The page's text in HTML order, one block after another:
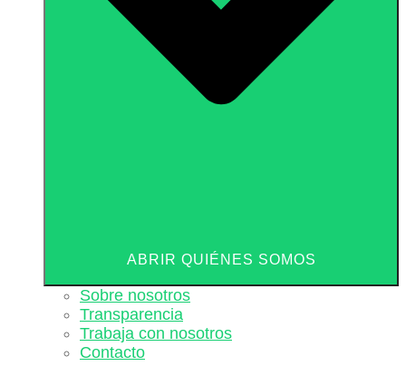
ABRIR QUIÉNES SOMOS
Sobre nosotros
Transparencia
Trabaja con nosotros
Contacto